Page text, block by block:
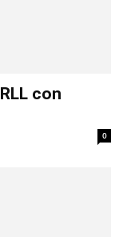
con
0